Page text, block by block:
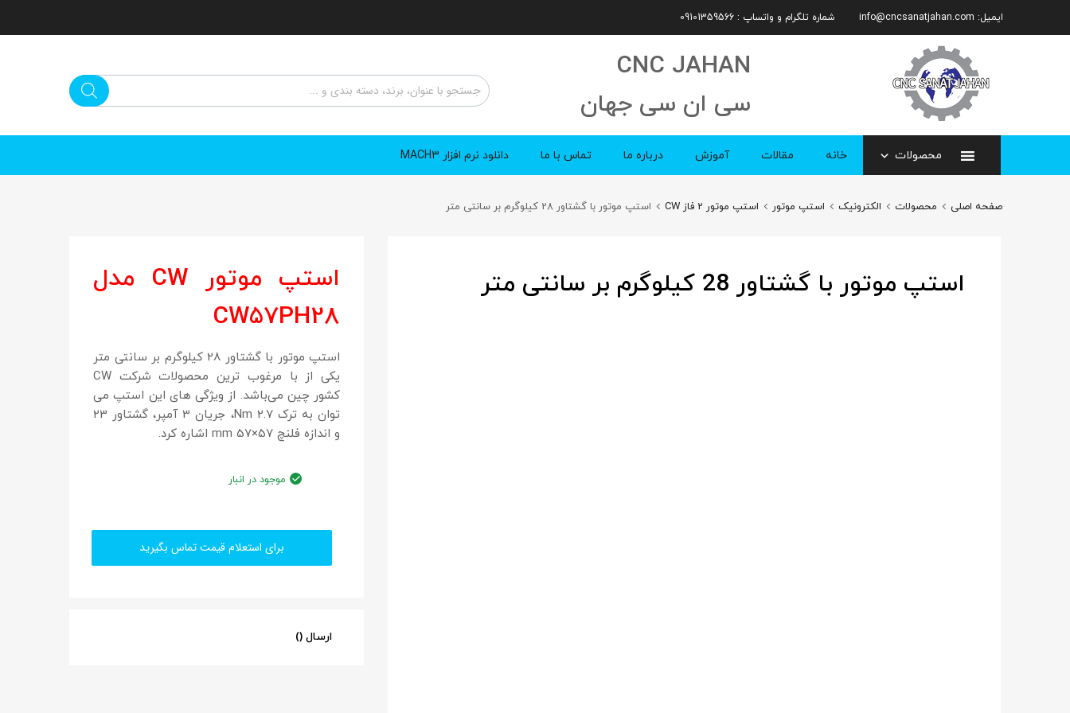
ایمیل: info@cncsanatjahan.com شماره تلگرام و واتساپ : 09101359566
CNC JAHAN
سی ان سی جهان
محصولات خانه مقالات آموزش درباره ما تماس با ما دانلود نرم افزار MACH3
صفحه اصلی محصولات الکترونیک استپ موتور استپ موتور 2 فاز CW استپ موتور با گشتاور 28 کیلوگرم بر سانتی متر
استپ موتور با گشتاور 28 کیلوگرم بر سانتی متر
استپ موتور CW مدل
CW57PH28
استپ موتور با گشتاور 28 کیلوگرم بر سانتی متر
یکی از با مرغوب ترین محصولات شرکت CW
کشور چین می‌باشد. از ویژگی های این استپ می
توان به ترک 2.7 Nm، جریان 3 آمپر، گشتاور 23
و اندازه فلنچ mm 57×57 اشاره کرد.
موجود در انبار
برای استعلام قیمت تماس بگیرید
ارسال ()